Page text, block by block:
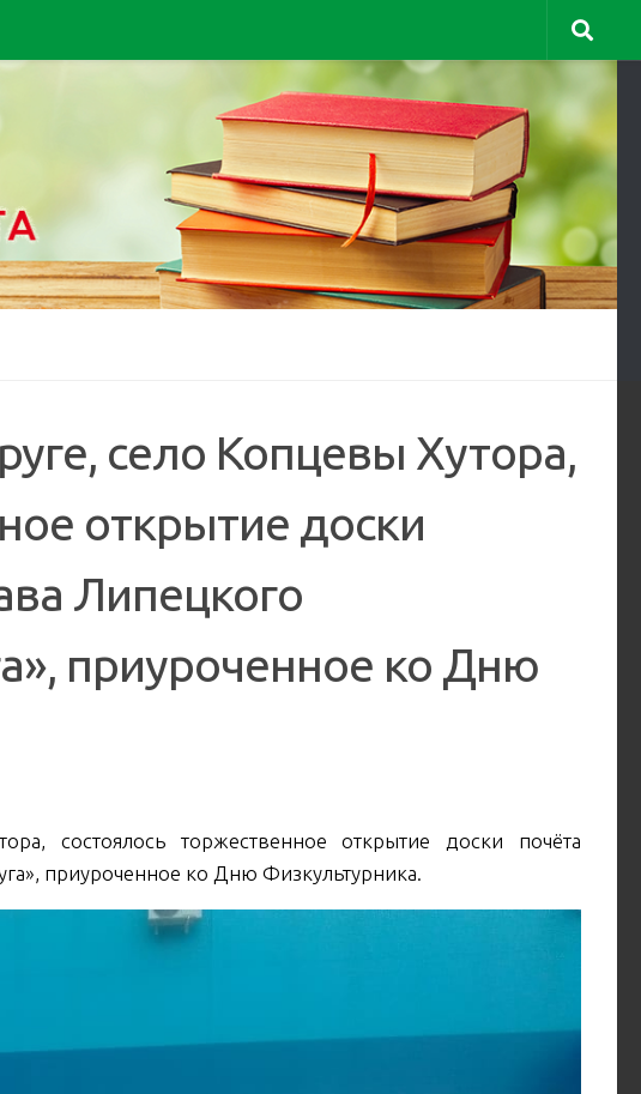
село Копцевы Хутора,
открытие доски
Липецкого
приуроченное ко Дню
состоялось торжественное открытие доски почёта
приуроченное ко Дню Физкультурника.